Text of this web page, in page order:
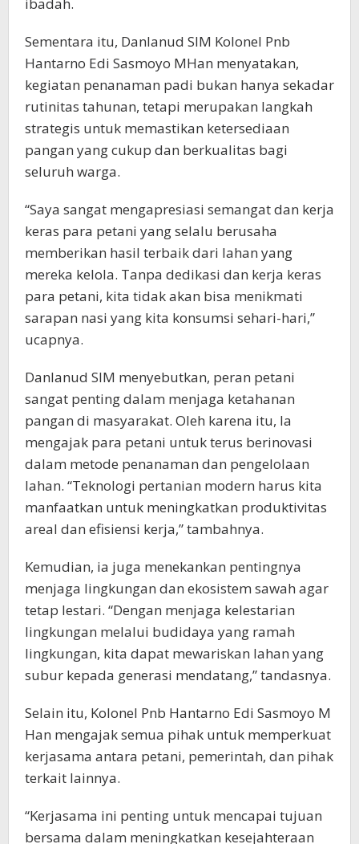
Sementara itu, Danlanud SIM Kolonel Pnb
Hantarno Edi Sasmoyo MHan menyatakan,
kegiatan penanaman padi bukan hanya sekadar
rutinitas tahunan, tetapi merupakan langkah
strategis untuk memastikan ketersediaan
pangan yang cukup dan berkualitas bagi
seluruh warga.
“Saya sangat mengapresiasi semangat dan kerja
keras para petani yang selalu berusaha
memberikan hasil terbaik dari lahan yang
mereka kelola. Tanpa dedikasi dan kerja keras
para petani, kita tidak akan bisa menikmati
sarapan nasi yang kita konsumsi sehari-hari,”
ucapnya.
Danlanud SIM menyebutkan, peran petani
sangat penting dalam menjaga ketahanan
pangan di masyarakat. Oleh karena itu, Ia
mengajak para petani untuk terus berinovasi
dalam metode penanaman dan pengelolaan
lahan. “Teknologi pertanian modern harus kita
manfaatkan untuk meningkatkan produktivitas
areal dan efisiensi kerja,” tambahnya.
Kemudian, ia juga menekankan pentingnya
menjaga lingkungan dan ekosistem sawah agar
tetap lestari. “Dengan menjaga kelestarian
lingkungan melalui budidaya yang ramah
lingkungan, kita dapat mewariskan lahan yang
subur kepada generasi mendatang,” tandasnya.
Selain itu, Kolonel Pnb Hantarno Edi Sasmoyo M
Han mengajak semua pihak untuk memperkuat
kerjasama antara petani, pemerintah, dan pihak
terkait lainnya.
“Kerjasama ini penting untuk mencapai tujuan
bersama dalam meningkatkan kesejahteraan